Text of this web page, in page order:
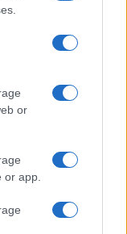
or
app.